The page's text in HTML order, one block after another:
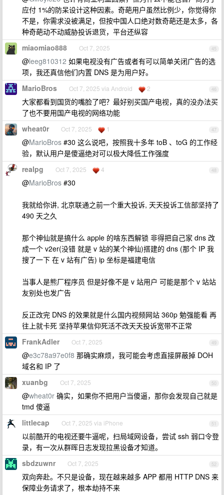
应付 1%的防呆设计这种因素。奇葩用户虽然比例少，你觉得你
不是，你需求没被满足，但按中国人口绝对数奇葩还是太多，各
种奇葩动不动威胁投诉退货，平台还纵容
45
miaomiao888 Oct 7, 2025
@leeg810312 如果电视没有广告或者有可以简单关闭广告的选
项，我还真信他们内置 DNS 是为用户好。
46
MarioBros Oct 7, 2025 via Android 2
大家都看到国货的嘴脸了吧？最好别买国产电视，真的没办法买
了也不要用国产电视的网络功能
47
wheat0r Oct 7, 2025 1
@MarioBros #30 这么说吧，按照我十多年 toB 、toG 的工作经
验，默认用户是傻逼绝对可以极大降低工作强度
48
realpg Oct 7, 2025 4
@MarioBros #30
我就给你讲, 北京联通之前一个重大投诉, 天天投诉工信部坚持了
490 天之久
那个神仙就是搞什么 apple 的啥东西解锁 非得把自己家 dns 改
成一个 v2er(没错 就是 v 站的某个神仙)搭建的 dns (那个 IP 我
搜了一下 在 v 站有广告) ip 坐标是福建电信
当事人是熊厂程序员 但是好像不是 v 站用户 可能是那个 v 站站
友别处也发广告
反正改完 DNS 的效果就是什么国内视频网站 360p 勉强能看 再
往上就卡死 坚持苹果信仰死活不改天天投诉宽带不正常
49
FrankAdler Oct 7, 2025
@e3c78a97e0f8 那确实麻烦，我可能会考虑直接屏蔽掉 DOH
域名和 IP 了
50
xuanbg Oct 7, 2025
@wheat0r 确实，如果你不把用户当傻逼，那你会发现自己就是
tmd 傻逼
51
littlecap Oct 7, 2025 via iPhone
以前酷开的电视还要牛逼呢，扫局域网设备，尝试 ssh 弱口令登
录，有一次从群晖日志发现拉黑设备才知道。
52
sbdzuwnr Oct 7, 2025
双向奔赴。不只是设备，现在越来越多 APP 都用 HTTP DNS 来
保障业务请求了，根本劫持不来